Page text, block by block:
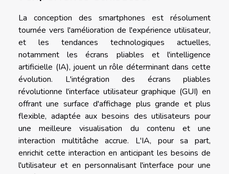
La conception des smartphones est résolument
tournée vers l'amélioration de l'expérience utilisateur,
et les tendances technologiques actuelles,
notamment les écrans pliables et l'intelligence
artificielle (IA), jouent un rôle déterminant dans cette
évolution. L'intégration des écrans pliables
révolutionne l'interface utilisateur graphique (GUI) en
offrant une surface d'affichage plus grande et plus
flexible, adaptée aux besoins des utilisateurs pour
une meilleure visualisation du contenu et une
interaction multitâche accrue. L'IA, pour sa part,
enrichit cette interaction en anticipant les besoins de
l'utilisateur et en personnalisant l'interface pour une